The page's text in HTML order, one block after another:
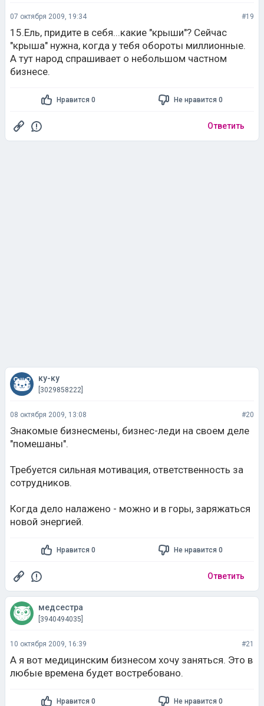
07 октября 2009, 19:34 #19
15.Ель, придите в себя...какие "крыши"? Сейчас
"крыша" нужна, когда у тебя обороты миллионные.
А тут народ спрашивает о небольшом частном
бизнесе.
Нравится 0 Не нравится 0
Ответить
ку-ку
[3029858222]
08 октября 2009, 13:08 #20
Знакомые бизнесмены, бизнес-леди на своем деле
"помешаны".
Требуется сильная мотивация, ответственность за
сотрудников.
Когда дело налажено - можно и в горы, заряжаться
новой энергией.
Нравится 0 Не нравится 0
Ответить
медсестра
[3940494035]
10 октября 2009, 16:39 #21
А я вот медицинским бизнесом хочу заняться. Это в
любые времена будет востребовано.
Нравится 0 Не нравится 0